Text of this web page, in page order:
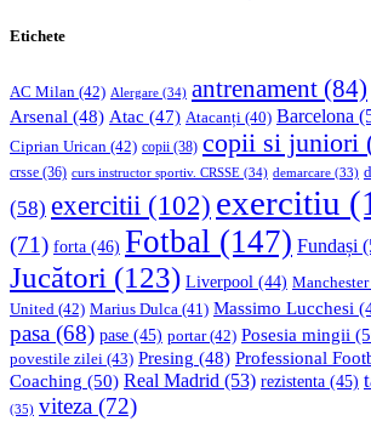
Etichete
AC Milan (42) Alergare (34) antrenament (84)
Arsenal (48) Atac (47) Atacanți (40) Barcelona
Ciprian Urican (42) copii (38) copii si juniori
crsse (36) curs instructor sportiv. CRSSE (34) demarcare (33)
(58) exercitii (102) exercitiu
(71) forta (46) Fotbal (147) Fundași
Jucători (123) Liverpool (44)
United (42) Marius Dulca (41) Massimo Lucchesi
pasa (68) pase (45) portar(42) Posesia mingii
povestile zilei (43) Presing (48) Professional
Coaching (50) Real Madrid (53) rezistenta (45)
(35) viteza (72)